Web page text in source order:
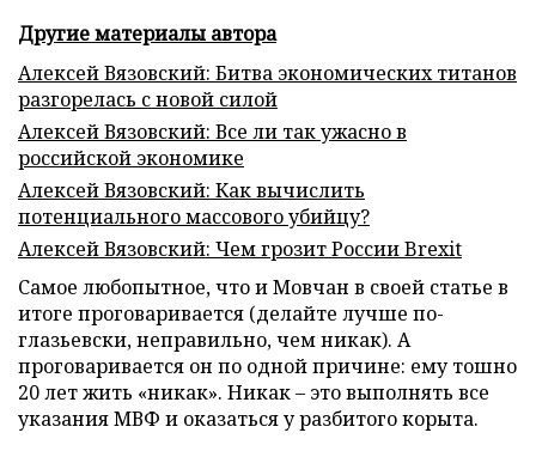
Другие материалы автора
Алексей Вязовский: Битва экономических титанов
разгорелась с новой силой
Алексей Вязовский: Все ли так ужасно в
российской экономике
Алексей Вязовский: Как вычислить
потенциального массового убийцу?
Алексей Вязовский: Чем грозит России Brexit
Самое любопытное, что и Мовчан в своей статье в
итоге проговаривается (делайте лучше по-
глазьевски, неправильно, чем никак). А
проговаривается он по одной причине: ему тошно
20 лет жить «никак». Никак – это выполнять все
указания МВФ и оказаться у разбитого корыта.